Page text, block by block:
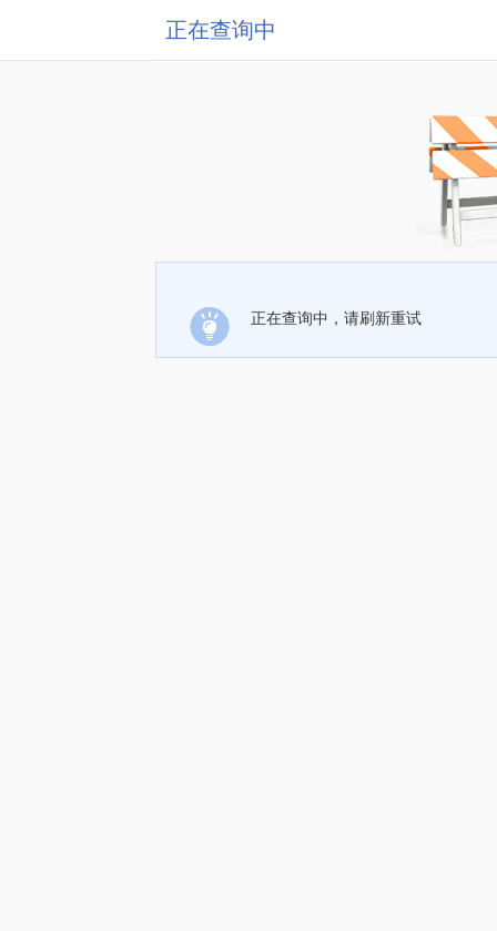
正在查询中
正在查询中，请刷新重试